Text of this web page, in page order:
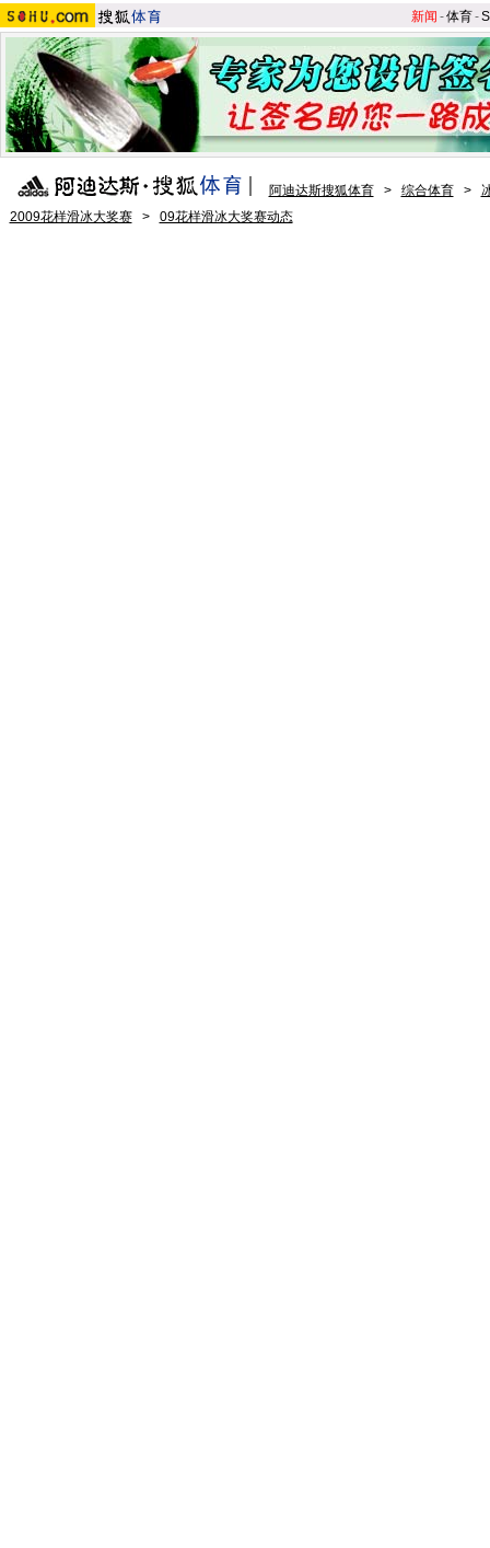
新闻 -体育-S
阿迪达斯搜狐体育 > 综合体育 >
2009花样滑冰大奖赛
> 09花样滑冰大奖赛动态